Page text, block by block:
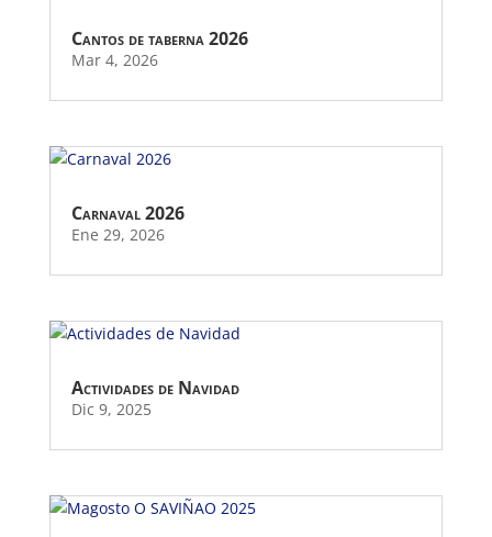
Cantos de taberna 2026
Mar 4, 2026
Carnaval 2026
Ene 29, 2026
Actividades de Navidad
Dic 9, 2025